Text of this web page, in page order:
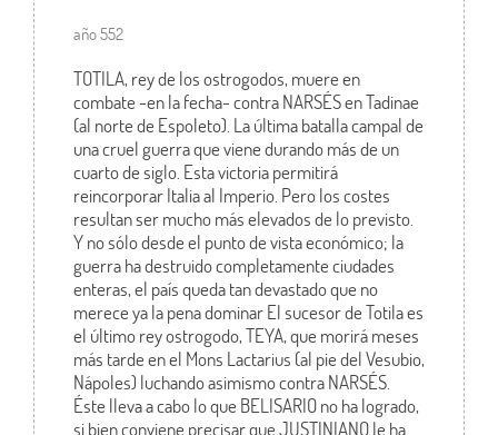
año 552
TOTILA, rey de los ostrogodos, muere en
combate -en la fecha- contra NARSÉS en Tadinae
(al norte de Espoleto). La última batalla campal de
una cruel guerra que viene durando más de un
cuarto de siglo. Esta victoria permitirá
reincorporar Italia al Imperio. Pero los costes
resultan ser mucho más elevados de lo previsto.
Y no sólo desde el punto de vista económico; la
guerra ha destruido completamente ciudades
enteras, el país queda tan devastado que no
merece ya la pena dominar El sucesor de Totila es
el último rey ostrogodo, TEYA, que morirá meses
más tarde en el Mons Lactarius (al pie del Vesubio,
Nápoles) luchando asimismo contra NARSÉS.
Éste lleva a cabo lo que BELISARIO no ha logrado,
si bien conviene precisar que JUSTINIANO le ha